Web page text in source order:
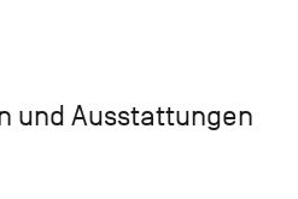
und Ausstattungen